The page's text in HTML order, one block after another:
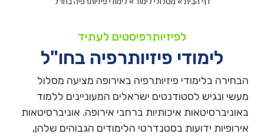
לפיזיותרפיסטים לעתיד
לימודי פיזיותרפיה בחו"ל
הבחירה בלימודי פיזיותרפיה באירופה מציעה מסלול
מעשי ונגיש לסטודנטים ישראלים המעוניינים ללמוד
באוניברסיטאות איכותיות ברחבי אירופה. אוניברסיטאות
אירופיות ידועות בסטנדרטי הלימודים הגבוהים שלהן,